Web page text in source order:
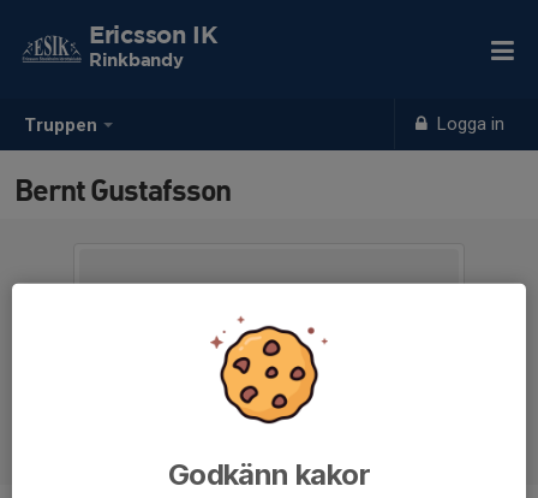
Truppen Logga in
Ericsson IK
Rinkbandy
Bernt Gustafsson
Godkänn kakor